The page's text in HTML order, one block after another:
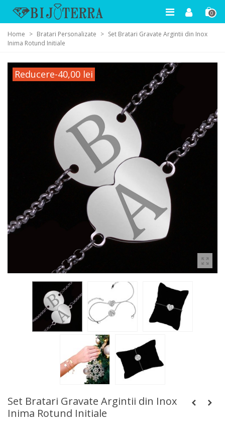
0
Home > Bratari Personalizate > Set Bratari Gravate Argintii din Inox
Inima Rotund Initiale
Reducere-40,00 lei
Set Bratari Gravate Argintii din Inox
Inima Rotund Initiale